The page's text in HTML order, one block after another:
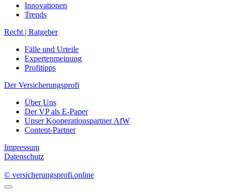
Innovationen
Trends
Recht | Ratgeber
Fälle und Urteile
Expertenmeinung
Profitipps
Der Versicherungsprofi
Über Uns
Der VP als E-Paper
Unser Kooperationspartner AfW
Content-Partner
Impressum
Datenschutz
© versicherungsprofi.online